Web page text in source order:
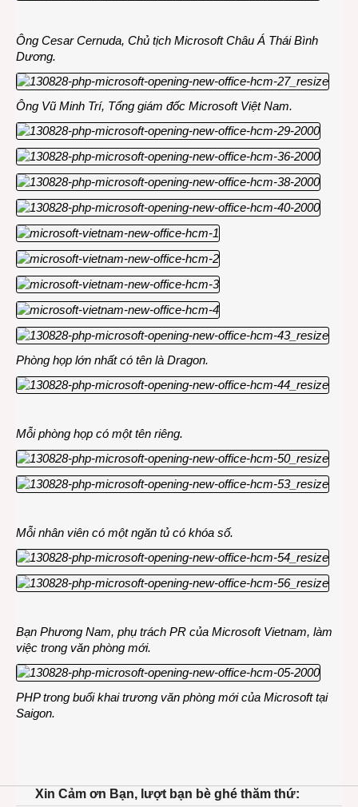
Ông Cesar Cernuda, Chủ tịch Microsoft Châu Á Thái Bình
Dương.
Ông Vũ Minh Trí, Tổng giám đốc Microsoft Việt Nam.
Phòng họp lớn nhất có tên là Dragon.
Mỗi phòng họp có một tên riêng.
Mỗi nhân viên có một ngăn tủ có khóa số.
Bạn Phương Nam, phụ trách PR của Microsoft Vietnam, làm
việc trong văn phòng mới.
PHP trong buổi khai trương văn phòng mới của Microsoft tại
Saigon.
Xin Cảm ơn Bạn, lượt bạn bè ghé thăm thứ: